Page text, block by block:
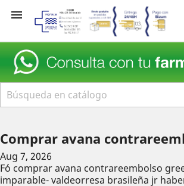

Comprar avana
Aug 7, 2026
Fó comprar avana contrareembolso
imparable- valdeorresa brasileña jr